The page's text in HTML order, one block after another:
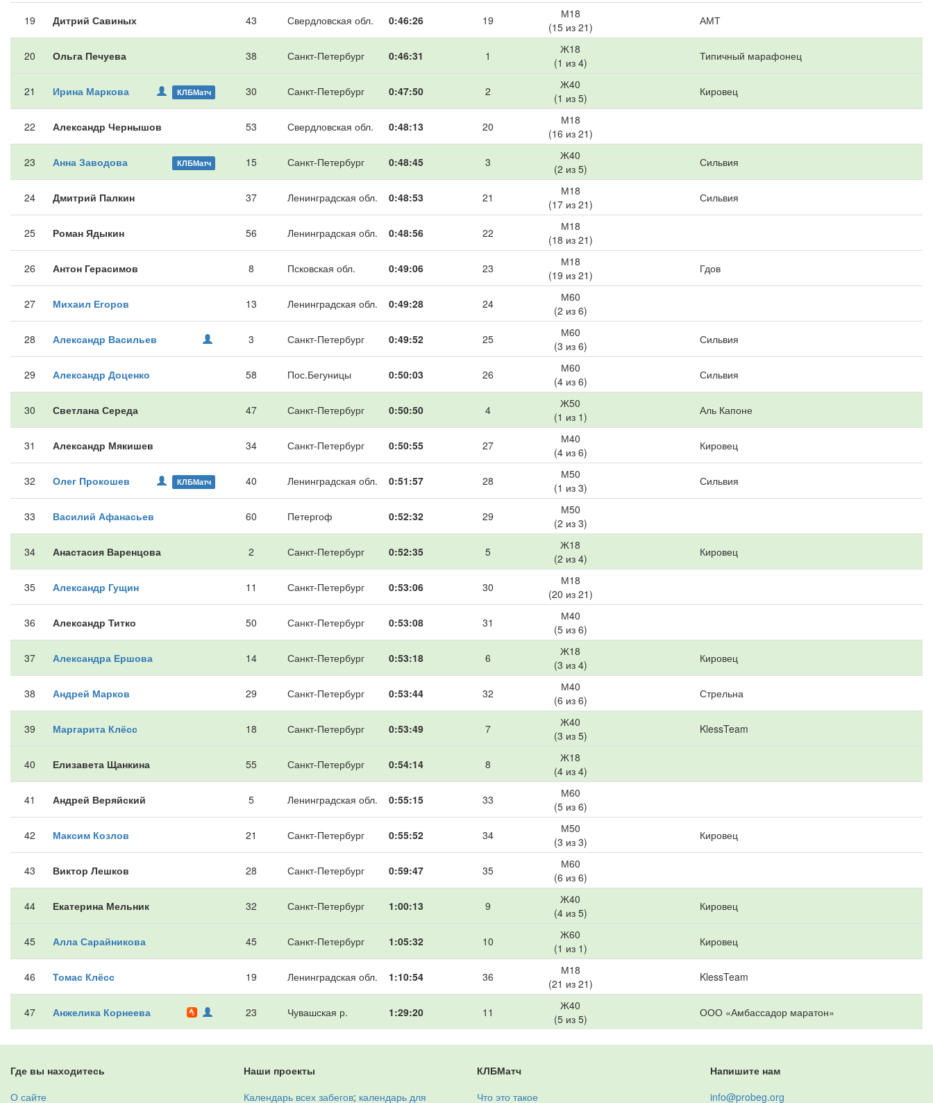
19 Дитрий Савиных 43 Свердловская обл. 0:46:26 19
М18
(15 из 21)
АМТ
20 Ольга Печуева 38 Санкт-Петербург 0:46:31 1
Ж18
(1 из 4)
Типичный марафонец
21 КЛБМатч
Ирина Маркова 30 Санкт-Петербург 0:47:50 2
Ж40
(1 из 5)
Кировец
22 Александр Чернышов 53 Свердловская обл. 0:48:13 20
М18
(16 из 21)
23 КЛБМатч
Анна Заводова 15 Санкт-Петербург 0:48:45 3
Ж40
(2 из 5)
Сильвия
24 Дмитрий Палкин 37 Ленинградская обл. 0:48:53 21
М18
(17 из 21)
Сильвия
25 Роман Ядыкин 56 Ленинградская обл. 0:48:56 22
М18
(18 из 21)
26 Антон Герасимов 8 Псковская обл. 0:49:06 23
М18
(19 из 21)
Гдов
27 Михаил Егоров 13 Ленинградская обл. 0:49:28 24
М60
(2 из 6)
28 Александр Васильев 3 Санкт-Петербург 0:49:52 25
М60
(3 из 6)
Сильвия
29 Александр Доценко 58 Пос.Бегуницы 0:50:03 26
М60
(4 из 6)
Сильвия
30 Светлана Середа 47 Санкт-Петербург 0:50:50 4
Ж50
(1 из 1)
Аль Капоне
31 Александр Мякишев 34 Санкт-Петербург 0:50:55 27
М40
(4 из 6)
Кировец
32 КЛБМатч
Олег Прокошев 40 Ленинградская обл. 0:51:57 28
М50
(1 из 3)
Сильвия
33 Василий Афанасьев 60 Петергоф 0:52:32 29
М50
(2 из 3)
34 Анастасия Варенцова 2 Санкт-Петербург 0:52:35 5
Ж18
(2 из 4)
Кировец
35 Александр Гущин 11 Санкт-Петербург 0:53:06 30
М18
(20 из 21)
36 Александр Титко 50 Санкт-Петербург 0:53:08 31
М40
(5 из 6)
37 Александра Ершова 14 Санкт-Петербург 0:53:18 6
Ж18
(3 из 4)
Кировец
38 Андрей Марков 29 Санкт-Петербург 0:53:44 32
М40
(6 из 6)
Стрельна
39 Маргарита Клёсс 18 Санкт-Петербург 0:53:49 7
Ж40
(3 из 5)
KlessTeam
40 Елизавета Щанкина 55 Санкт-Петербург 0:54:14 8
Ж18
(4 из 4)
41 Андрей Веряйский 5 Ленинградская обл. 0:55:15 33
М60
(5 из 6)
42 Максим Козлов 21 Санкт-Петербург 0:55:52 34
М50
(3 из 3)
Кировец
43 Виктор Лешков 28 Санкт-Петербург 0:59:47 35
М60
(6 из 6)
44 Екатерина Мельник 32 Санкт-Петербург 1:00:13 9
Ж40
(4 из 5)
Кировец
45 Алла Сарайникова 45 Санкт-Петербург 1:05:32 10
Ж60
(1 из 1)
Кировец
46 Томас Клёсс 19 Ленинградская обл. 1:10:54 36
М18
(21 из 21)
KlessTeam
47 Анжелика Корнеева 23 Чувашская р. 1:29:20 11
Ж40
(5 из 5)
ООО «Амбассадор маратон»
Где вы находитесь
О сайте
Наши проекты
Календарь всех забегов; календарь для
КЛБМатч
Что это такое
Напишите нам
info@probeg.org